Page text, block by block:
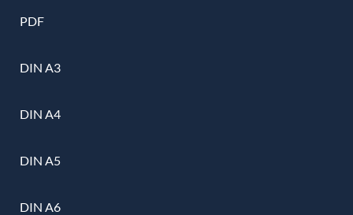
PDF
DIN A3
DIN A4
DIN A5
DIN A6